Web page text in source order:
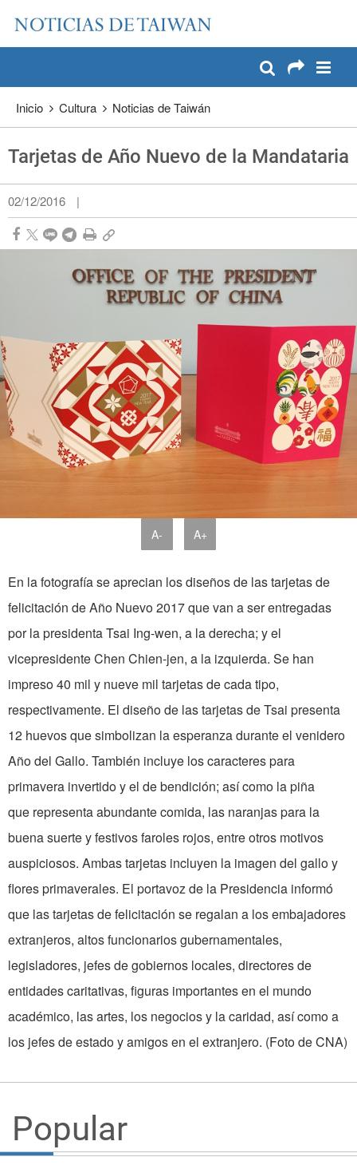
Pase a contenido principal
Inicio Cultura Noticias de Taiwán
Tarjetas de Año Nuevo de la Mandataria
02/12/2016 |
A- A+
En la fotografía se aprecian los diseños de las tarjetas de
felicitación de Año Nuevo 2017 que van a ser entregadas
por la presidenta Tsai Ing-wen, a la derecha; y el
vicepresidente Chen Chien-jen, a la izquierda. Se han
impreso 40 mil y nueve mil tarjetas de cada tipo,
respectivamente. El diseño de las tarjetas de Tsai presenta
12 huevos que simbolizan la esperanza durante el venidero
Año del Gallo. También incluye los caracteres para
primavera invertido y el de bendición; así como la piña
que representa abundante comida, las naranjas para la
buena suerte y festivos faroles rojos, entre otros motivos
auspiciosos. Ambas tarjetas incluyen la imagen del gallo y
flores primaverales. El portavoz de la Presidencia informó
que las tarjetas de felicitación se regalan a los embajadores
extranjeros, altos funcionarios gubernamentales,
legisladores, jefes de gobiernos locales, directores de
entidades caritativas, figuras importantes en el mundo
académico, las artes, los negocios y la caridad, así como a
los jefes de estado y amigos en el extranjero. (Foto de CNA)
Popular